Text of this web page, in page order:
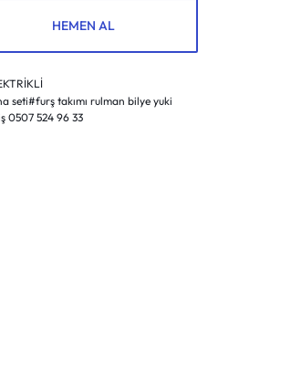
HEMEN AL
seti#furş takımı rulman bilye yuki
0507 524 96 33